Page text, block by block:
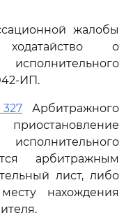
жалобы
о
ИП.
Арбитражного
приостановление
арбитражным
лист, либо
нахождения